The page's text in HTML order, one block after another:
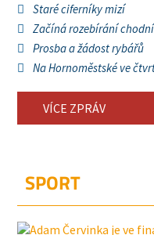
Staré ciferníky mizí
Začíná rozebírání
Prosba a žádost rybářů
Na Hornoměstské ve
VÍCE ZPRÁV
SPORT